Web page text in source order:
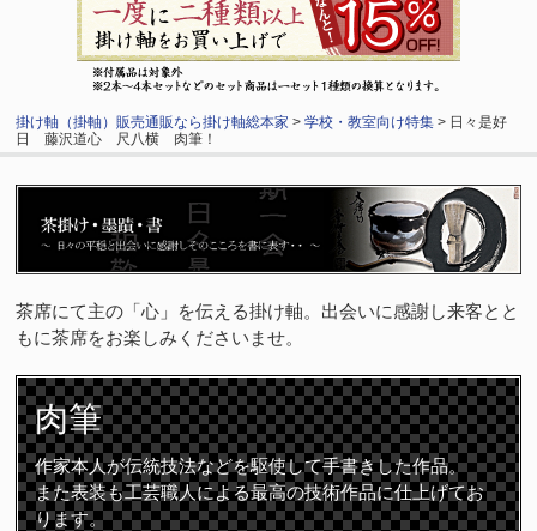
掛け軸（掛軸）販売通販なら掛け軸総本家 >学校・教室向け特集 > 日々是好
日 藤沢道心 尺八横 肉筆！
茶席にて主の「心」を伝える掛け軸。出会いに感謝し来客とと
もに茶席をお楽しみくださいませ。
肉筆
作家本人が伝統技法などを駆使して手書きした作品。
また表装も工芸職人による最高の技術作品に仕上げてお
ります。